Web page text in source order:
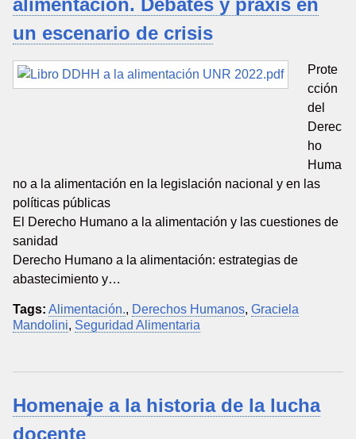
un escenario de crisis
Prote
cción
del
Derec
ho
Huma
no a la alimentación en la legislación nacional y en las
políticas públicas
El Derecho Humano a la alimentación y las cuestiones de
sanidad
Derecho Humano a la alimentación: estrategias de
abastecimiento y…
Tags: Alimentación., Derechos Humanos, Graciela
Mandolini, Seguridad Alimentaria
Homenaje a la historia de la lucha
docente